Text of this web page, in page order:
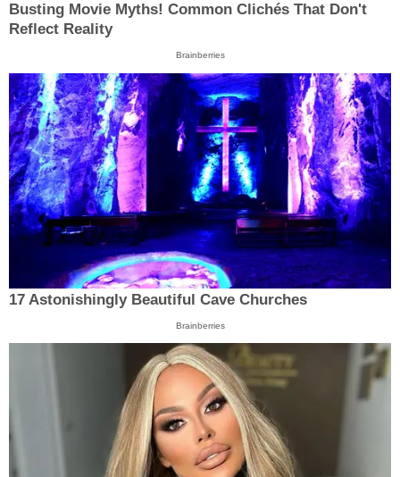
Busting Movie Myths! Common Clichés That Don't
Reflect Reality
Brainberries
17 Astonishingly Beautiful Cave Churches
Brainberries